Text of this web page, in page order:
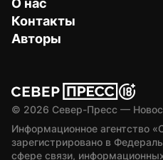
О нас
Контакты
Авторы
© 2026 Север-Пресс —
Информационное агентство
зарегистрировано в
сфере связи,